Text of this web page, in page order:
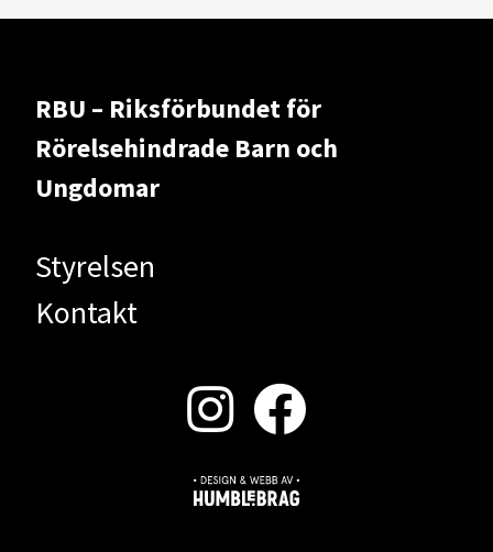
RBU – Riksförbundet för
Rörelsehindrade Barn och
Ungdomar
Styrelsen
Kontakt